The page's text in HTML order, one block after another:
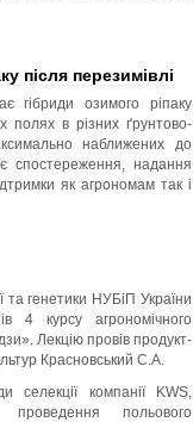
після перезимівлі
гібриди озимого ріпаку
полях в різних ґрунтово-
наближених до
спостереження, надання
як агрономам так і
та генетики НУБіП України
4 курсу агрономічного
Лекцію провів продукт-
Красновський С.А.
селекції компанії KWS,
проведення польового